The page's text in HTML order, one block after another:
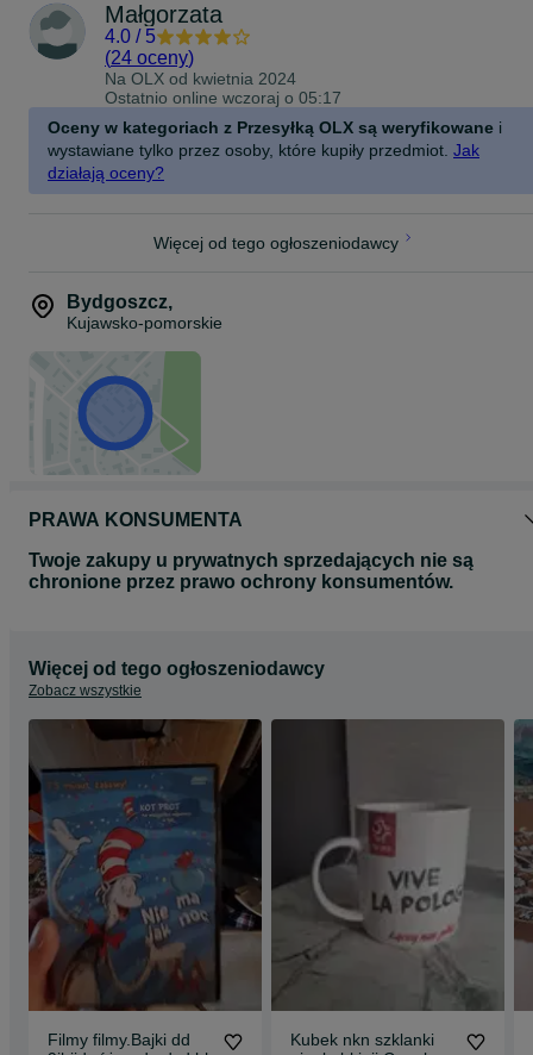
Małgorzata
4.0 / 5
(24 oceny)
Na OLX od kwietnia 2024
Ostatnio online wczoraj o 05:17
Oceny w kategoriach z Przesyłką OLX są weryfikowane i
wystawiane tylko przez osoby, które kupiły przedmiot. Jak
działają oceny?
Więcej od tego ogłoszeniodawcy
Bydgoszcz,
Kujawsko-pomorskie
PRAWA KONSUMENTA
Twoje zakupy u prywatnych sprzedających nie są
chronione przez prawo ochrony konsumentów.
Więcej od tego ogłoszeniodawcy
Zobacz wszystkie
Filmy filmy.Bajki dd
Kubek nkn szklanki